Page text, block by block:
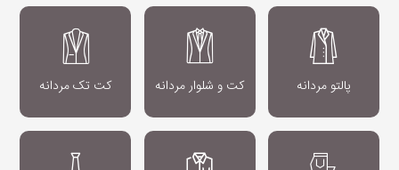
پالتو مردانه کت و شلوار مردانه کت تک مردانه